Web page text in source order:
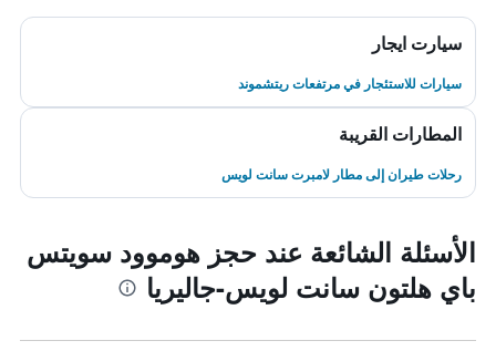
سيارت ايجار
سيارات للاستئجار في مرتفعات ريتشموند
المطارات القريبة
رحلات طيران إلى مطار لامبرت سانت لويس
الأسئلة الشائعة عند حجز هوموود سويتس
باي هلتون سانت لويس-جاليريا